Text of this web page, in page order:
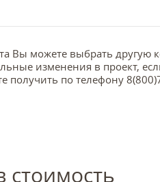
Вы можете выбрать
изменения в проект,
получить по телефону
стоимость